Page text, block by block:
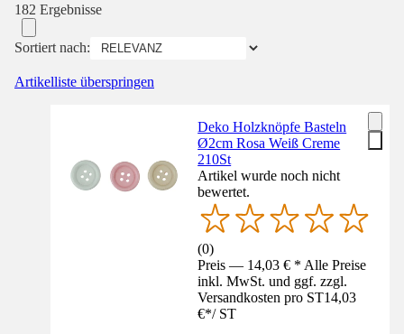
182 Ergebnisse
Sortiert nach:
Artikelliste überspringen
Deko Holzknöpfe Basteln
Ø2cm Rosa Weiß Creme
210St
Artikel wurde noch nicht
bewertet.
(0)
Preis — 14,03 € * Alle Preise
inkl. MwSt. und ggf. zzgl.
Versandkosten pro ST14,03
€*/ ST